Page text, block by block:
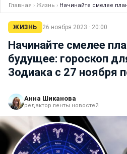
Главная › Жизнь › Начинайте смелее
ЖИЗНЬ 26 ноября 2023 · 20:00
Начинайте смелее
будущее: гороскоп
Зодиака с 27 ноября
Анна Шиканова
редактор ленты новостей